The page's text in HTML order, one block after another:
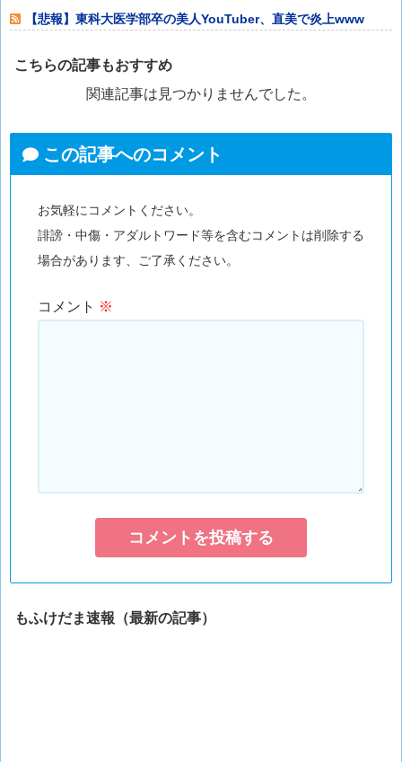
いのだろうか
【悲報】東科大医学部卒の美人YouTuber、直美で炎上www
こちらの記事もおすすめ
関連記事は見つかりませんでした。
この記事へのコメント
お気軽にコメントください。
誹謗・中傷・アダルトワード等を含むコメントは削除する
場合があります、ご了承ください。
コメント ※
もふけだま速報（最新の記事）